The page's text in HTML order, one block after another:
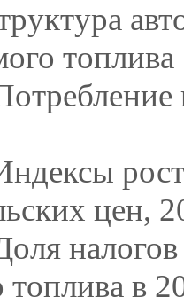
топлива
цен,
топлива в